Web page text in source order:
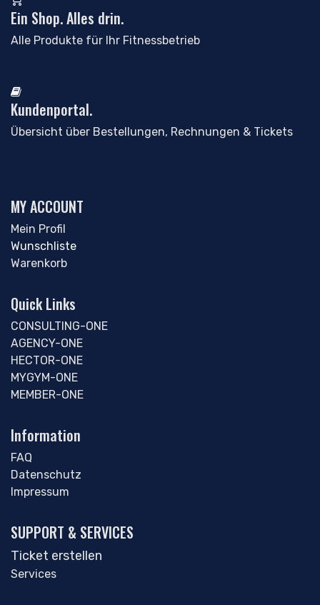
Ein Shop. Alles drin.
Alle Produkte für Ihr Fitnessbetrieb
Kundenportal.
Übersicht über Bestellungen, Rechnungen & Tickets
MY ACCOUNT
Mein Profil
Wunschliste
Warenkorb
Quick Links
CONSULTING-ONE
AGENCY-ONE
HECTOR-ONE
MYGYM-ONE
MEMBER-ONE
Information
FAQ
Datenschutz
Impressum
SUPPORT & SERVICES
Ticket erstellen
Services